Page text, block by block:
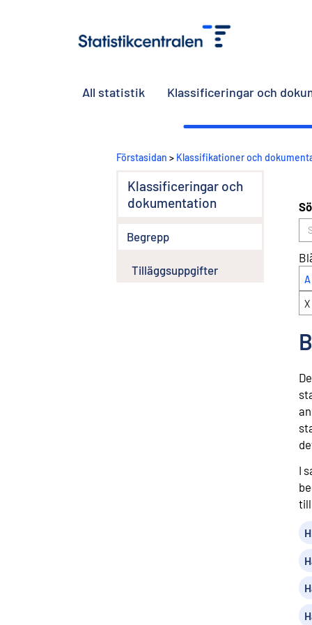
All statistik Klassificeringar och
Förstasidan > Klassifikationer och
Klassificeringar och
dokumentation
Begrepp
Tilläggsuppgifter
A
X
I